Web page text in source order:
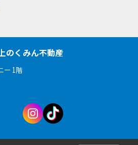
のくみん不動産
ー 1階